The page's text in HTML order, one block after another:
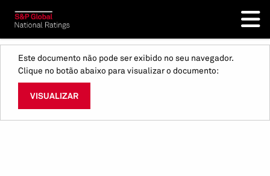
Este documento não pode ser exibido no seu navegador.
Clique no botão abaixo para visualizar o documento:
VISUALIZAR